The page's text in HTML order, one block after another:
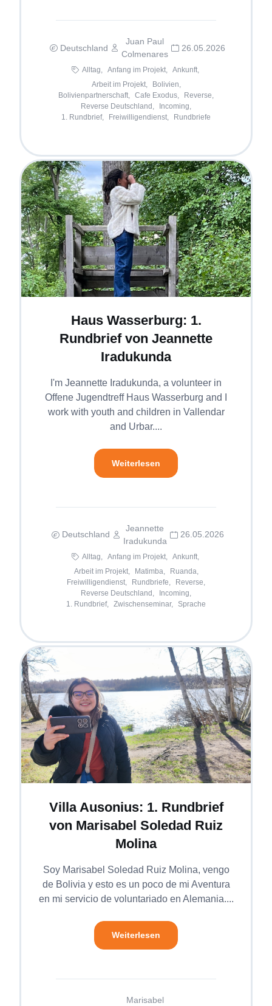
Deutschland
Juan Paul
Colmenares
26.05.2026
Alltag, Anfang im Projekt,
Ankunft,
Arbeit im Projekt,
Bolivien,
Bolivienpartnerschaft, Cafe Exodus,
Reverse,
Reverse Deutschland,
Incoming,
1. Rundbrief,
Freiwilligendienst, Rundbriefe
Haus Wasserburg: 1.
Rundbrief von Jeannette
Iradukunda
I'm Jeannette Iradukunda, a volunteer in
Offene Jugendtreff Haus Wasserburg and I
work with youth and children in Vallendar
and Urbar....
Weiterlesen
Deutschland
Jeannette
Iradukunda
26.05.2026
Alltag, Anfang im Projekt,
Ankunft,
Arbeit im Projekt,
Matimba,
Ruanda,
Freiwilligendienst,
Rundbriefe,
Reverse,
Reverse Deutschland,
Incoming,
1. Rundbrief,
Zwischenseminar, Sprache
Villa Ausonius: 1. Rundbrief
von Marisabel Soledad Ruiz
Molina
Soy Marisabel Soledad Ruiz Molina, vengo
de Bolivia y esto es un poco de mi Aventura
en mi servicio de voluntariado en Alemania....
Weiterlesen
Marisabel